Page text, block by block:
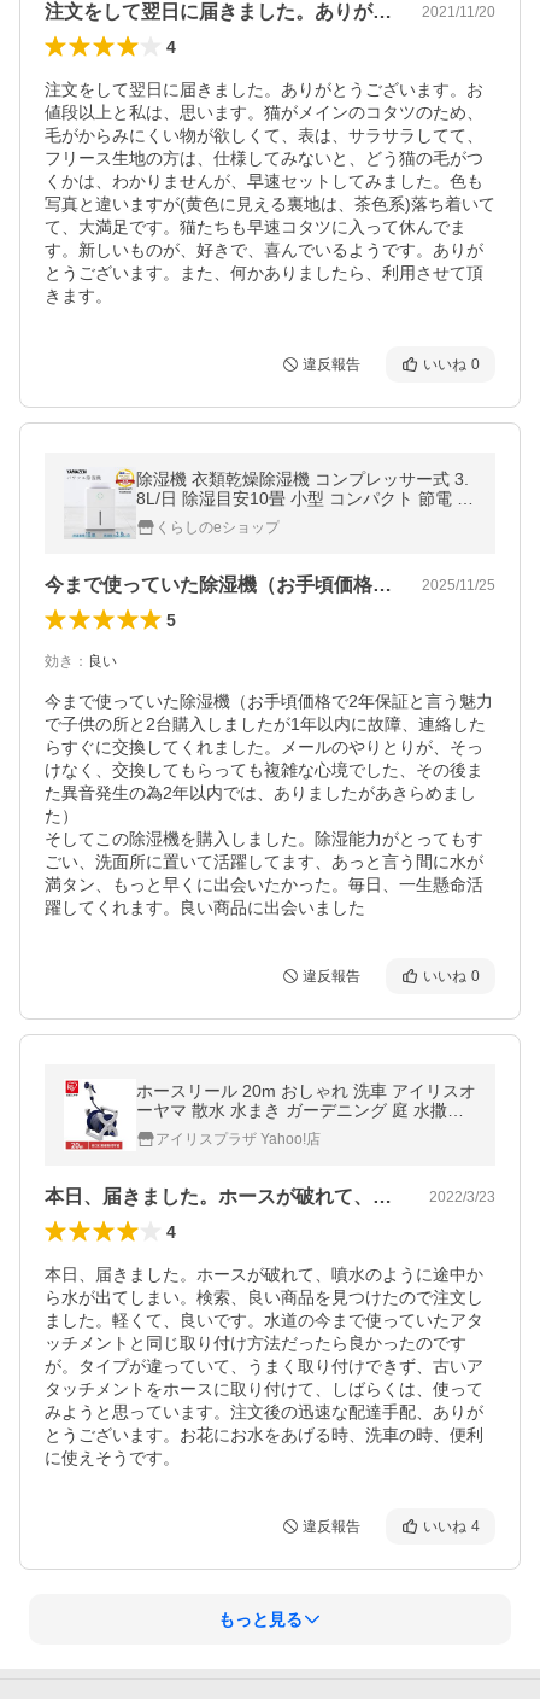
注文をして翌日に届きました。ありがとう… 2021/11/20
4
注文をして翌日に届きました。ありがとうございます。お
値段以上と私は、思います。猫がメインのコタツのため、
毛がからみにくい物が欲しくて、表は、サラサラしてて、
フリース生地の方は、仕様してみないと、どう猫の毛がつ
くかは、わかりませんが、早速セットしてみました。色も
写真と違いますが(黄色に見える裏地は、茶色系)落ち着いて
て、大満足です。猫たちも早速コタツに入って休んでま
す。新しいものが、好きで、喜んでいるようです。ありが
とうございます。また、何かありましたら、利用させて頂
きます。
違反報告 いいね 0
除湿機 衣類乾燥除湿機 コンプレッサー式 3.
8L/日 除湿目安10畳 小型 コンパクト 節電 省
エネ 部屋干し タイマー YDC-J03(W) 除湿器
除湿乾燥機 衣類乾燥 山善
くらしのeショップ
今まで使っていた除湿機（お手頃価格で2… 2025/11/25
5
効き ： 良い
今まで使っていた除湿機（お手頃価格で2年保証と言う魅力
で子供の所と2台購入しましたが1年以内に故障、連絡した
らすぐに交換してくれました。メールのやりとりが、そっ
けなく、交換してもらっても複雑な心境でした、その後ま
た異音発生の為2年以内では、ありましたがあきらめまし
た）
そしてこの除湿機を購入しました。除湿能力がとってもす
ごい、洗面所に置いて活躍してます、あっと言う間に水が
満タン、もっと早くに出会いたかった。毎日、一生懸命活
躍してくれます。良い商品に出会いました
違反報告 いいね 0
ホースリール 20m おしゃれ 洗車 アイリスオ
ーヤマ 散水 水まき ガーデニング 庭 水撒き
ホース 水やりホース 園芸 花 花壇 業務用 XH
R-20アイリスプラザ Yahoo!店
本日、届きました。ホースが破れて、噴水… 2022/3/23
4
本日、届きました。ホースが破れて、噴水のように途中か
ら水が出てしまい。検索、良い商品を見つけたので注文し
ました。軽くて、良いです。水道の今まで使っていたアタ
ッチメントと同じ取り付け方法だったら良かったのです
が。タイプが違っていて、うまく取り付けできず、古いア
タッチメントをホースに取り付けて、しばらくは、使って
みようと思っています。注文後の迅速な配達手配、ありが
とうございます。お花にお水をあげる時、洗車の時、便利
に使えそうです。
違反報告 いいね 4
もっと見る